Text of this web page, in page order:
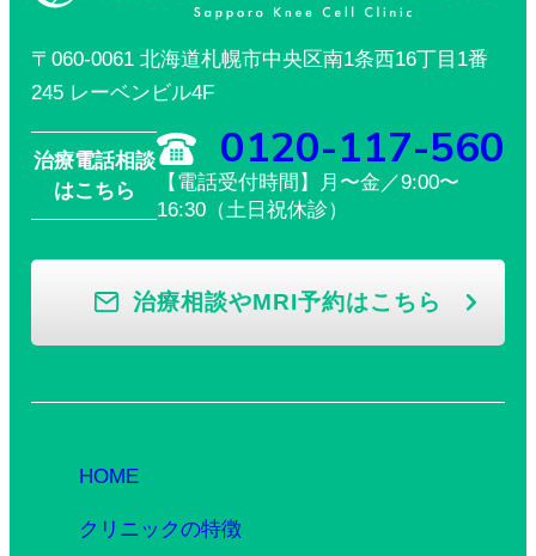
〒060-0061 北海道札幌市中央区南1条西16丁目1番
245 レーベンビル4F
治療電話相談
はこちら
0120-117-560
【電話受付時間】月〜金／9:00〜
16:30（土日祝休診）
治療相談やMRI予約はこちら
HOME
クリニックの特徴